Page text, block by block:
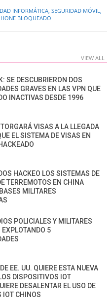
INFORMÁTICA, SEGURIDAD MÓVIL,
BLOQUEADO
VIEW ALL
SE DESCUBRIERON DOS
GRAVES EN LAS VPN QUE
INACTIVAS DESDE 1996
VISAS A LA LLEGADA
EL SISTEMA DE VISAS EN
HACKEO LOS SISTEMAS DE
TERREMOTOS EN CHINA
MILITARES
POLICIALES Y MILITARES
EXPLOTANDO 5
EE. UU. QUIERE ESTA NUEVA
DISPOSITIVOS IOT
DESALENTAR EL USO DE
IOT CHINOS